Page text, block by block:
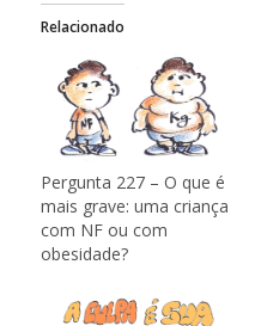
Relacionado
Pergunta 227 – O que é
mais grave: uma criança
com NF ou com
obesidade?